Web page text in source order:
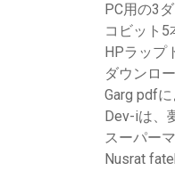
PC用の3
コビット5
HPラップ
ダウンロ
Garg pdf
Dev-iは、
スーパー
Nusrat